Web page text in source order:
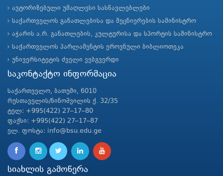
ავტორიზებული უმაღლესი სასწავლებლები
საქართველოს განათლებისა და მეცნიერების სამინისტრო
აჭარის ა.რ. განათლების, კულტურისა და სპორტის სამინისტრო
საქართველოს პარლამენტის ეროვნული ბიბლიოთეკა
უნივერსიტეტის ძველი ვებგვერდი
საკონტაქტო ინფორმაცია
საქართველო, ბათუმი, 6010
რუსთაველის/ნინოშვილის ქ. 32/35
ტელ: +995(422) 27–17–80
ფაქსი: +995(422) 27–17–87
ელ. ფოსტა: info@bsu.edu.ge
სიახლის გამოწერა